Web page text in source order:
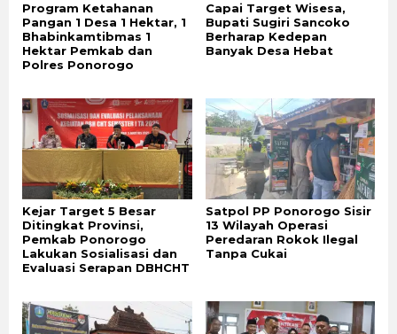
Program Ketahanan
Pangan 1 Desa 1 Hektar, 1
Bhabinkamtibmas 1
Hektar Pemkab dan
Polres Ponorogo
Capai Target Wisesa,
Bupati Sugiri Sancoko
Berharap Kedepan
Banyak Desa Hebat
Kejar Target 5 Besar
Ditingkat Provinsi,
Pemkab Ponorogo
Lakukan Sosialisasi dan
Evaluasi Serapan DBHCHT
Satpol PP Ponorogo Sisir
13 Wilayah Operasi
Peredaran Rokok Ilegal
Tanpa Cukai